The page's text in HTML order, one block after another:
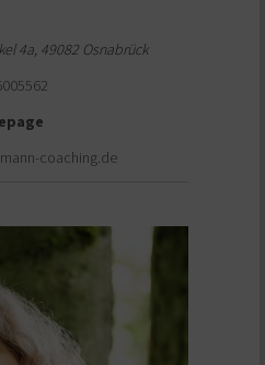
4a, 49082 Osnabrück
coaching.de